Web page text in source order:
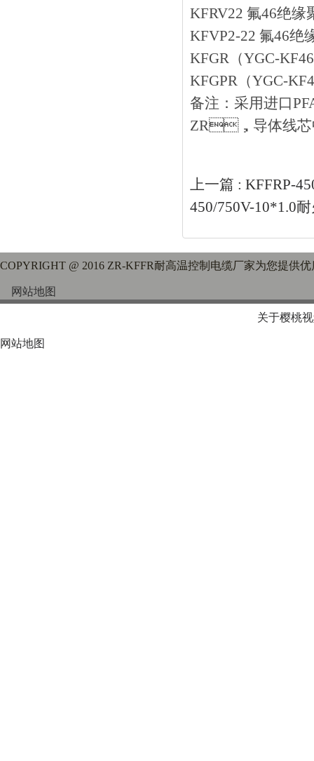
KFRV22 氟46绝
KFVP2-22 氟46绝
KFGR（YGC-
KFGPR（YGC-
备注：采用进
ZR，导体线芯
上一篇 : KFFRP-
450/750V-10*1.0
COPYRIGHT @ 2016 ZR-KFFR耐高温控制电缆厂家为您提供
网站地图
关于樱桃
网站地图